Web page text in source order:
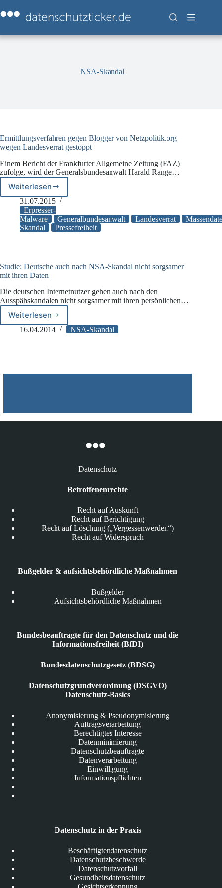
Inhalt
springen
NSA-Skandal
Ermittlungsverfahren gegen Blogger von Netzpolitik.org
wegen Landesverrat gestoppt
Einem Bericht der Frankfurter Allgemeine Zeitung (FAZ)
zufolge, wird der Generalsbundesanwalt Harald Range…
WeiterlesenErmittlungsverfahren
gegen
Blogger
von
Netzpolitik.org
31.07.2015
Erpresser-
Malware
Generalbundesanwalt Landesverrat
Skandal
Pressefreiheit
Studie: Deutsche auch nach NSA-Skandal nicht sorgsamer
mit ihren Daten
Die deutschen Internetnutzer gehen auch nach den
Ausspähskandalen nicht sorgsamer mit ihren persönlichen…
Weiterlesen
Studie:
Deutsche
nicht
Daten
16.04.2014 NSA-Skandal
Datenschutz
Betroffenenrechte
Recht auf Auskunft
Recht auf Berichtigung
Recht auf Löschung („Vergessenwerden“)
Recht auf Widerspruch
Bußgelder & aufsichtsbehördliche Maßnahmen
Bußgelder
Aufsichtsbehördliche Maßnahmen
Bundesbeauftragte für den Datenschutz und die
Informationsfreiheit (BfDI)
Bundesdatenschutzgesetz (BDSG)
Datenschutzgrundverordnung (DSGVO)
Datenschutz-Basics
Anonymisierung & Pseudonymisierung
Auftragsverarbeitung
Berechtigtes Interesse
Datenminimierung
Datenschutzbeauftragte
Datenverarbeitung
Einwilligung
Informationspflichten
Datenschutz in der Praxis
Beschäftigtendatenschutz
Datenschutzbeschwerde
Datenschutzvorfall
Gesundheitsdatenschutz
Gesichtserkennung